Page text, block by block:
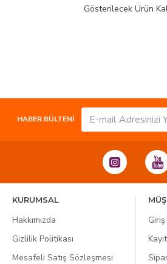
Gösterilecek Ürün
HABER BÜLTENİ
KURUMSAL
Hakkımızda
Gizlilik Politikası
Mesafeli Satış Sözleşmesi